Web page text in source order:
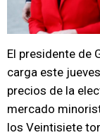
El presidente de
carga este
precios de la
mercado
los Veintisiete